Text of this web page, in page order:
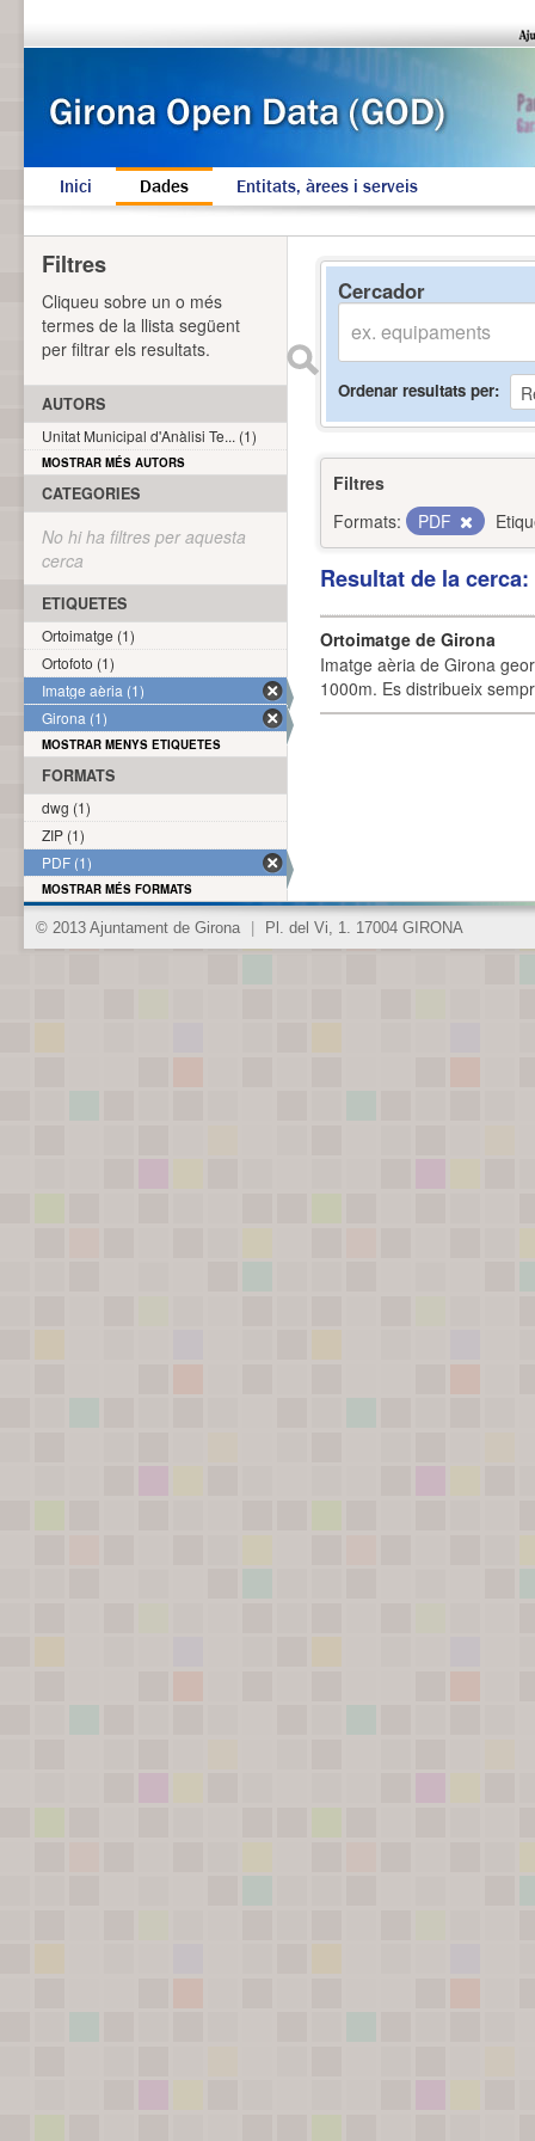
Inici Dades Entitats, àrees i serveis
Cercador
Ordenar resultats per
Filtres
Formats:
PDF
Resultat de la
Ortoimatge de Girona
Imatge aèria de Girona
1000m. Es distribueix
Filtres
Cliqueu sobre un o més
termes de la llista següent
per filtrar els resultats.
AUTORS
Unitat Municipal d'Anàlisi Te... (1)
MOSTRAR MÉS AUTORS
CATEGORIES
No hi ha filtres per aquesta
cerca
ETIQUETES
Ortoimatge (1)
Ortofoto (1)
Imatge aèria (1)
Girona (1)
MOSTRAR MENYS ETIQUETES
FORMATS
dwg (1)
ZIP (1)
PDF (1)
MOSTRAR MÉS FORMATS
© 2013 Ajuntament de Girona Pl. del Vi, 1. 17004 GIRONA